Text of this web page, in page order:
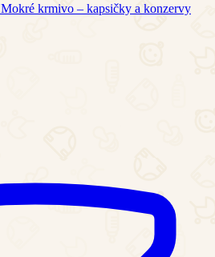
Mokré krmivo – kapsičky a konzervy